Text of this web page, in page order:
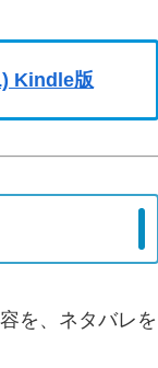
Kindle版
を、ネタバレを